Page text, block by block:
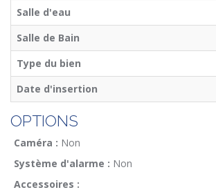
Salle d'eau
Salle de Bain
Type du bien
Date d'insertion
OPTIONS
Caméra : Non
Système d'alarme : Non
Accessoires :